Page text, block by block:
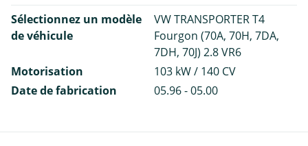
Sélectionnez un modèle
de véhicule
VW TRANSPORTER T4
Fourgon (70A, 70H, 7DA,
7DH, 70J) 2.8 VR6
Motorisation
103 kW / 140 CV
Date de fabrication
05.96 - 05.00